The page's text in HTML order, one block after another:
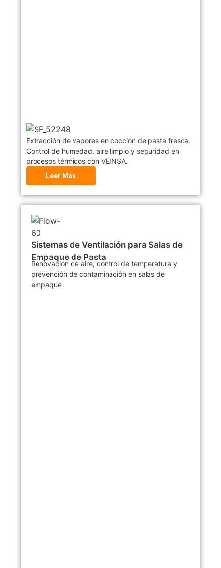
Extracción de vapores en cocción de pasta fresca.
Control de humedad, aire limpio y seguridad en
procesos térmicos con VEINSA.
Leer Más
Sistemas de Ventilación para Salas de
Empaque de Pasta
Renovación de aire, control de temperatura y
prevención de contaminación en salas de
empaque